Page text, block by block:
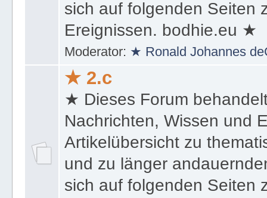
und zu länger
sich auf folgenden Seiten
Ereignissen. bodhie.eu ★
Moderator:
★ 2.c
★ Dieses Forum
Nachrichten, Wissen und
Artikelübersicht zu
und zu länger